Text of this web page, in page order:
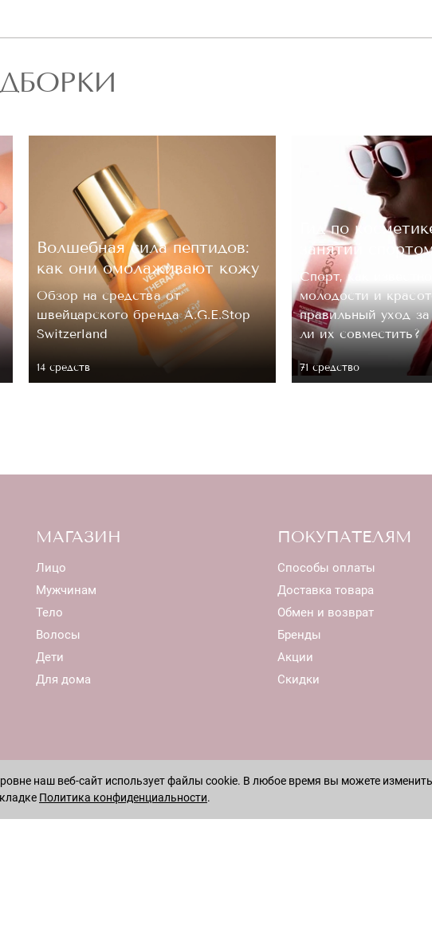
Волшебная сила пептидов:
как они омолаживают кожу
Обзор на средства от
швейцарского бренда A.G.E.Stop
Switzerland
14 средств
Гид по
занятий
Спорт, как
молодости и
правильный уход
ли их совместить?
71 средство
МАГАЗИН
Лицо
Мужчинам
Тело
Волосы
Дети
Для дома
ПОКУПАТЕЛЯМ
Способы оплаты
Доставка товара
Обмен и возврат
Бренды
Акции
Скидки
наш веб-сайт использует файлы cookie. В любое время вы можете
Политика конфиденциальности.